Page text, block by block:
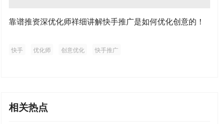
靠谱推资深优化师祥细讲解快手推广是如何优化创意的！
快手 优化师 创意优化 快手推广
相关热点